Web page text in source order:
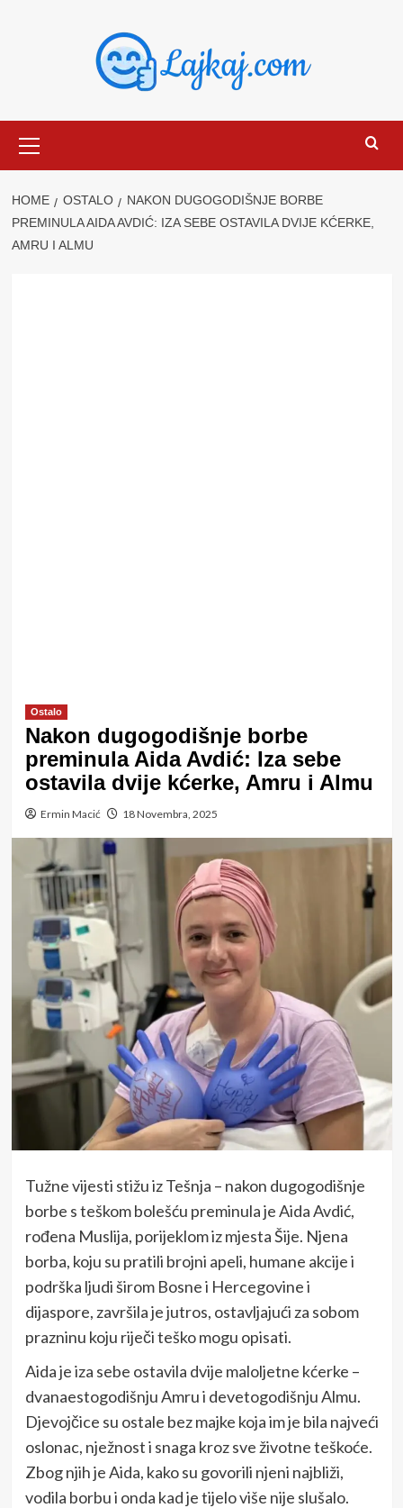
Menu
HOME OSTALO
NAKON DUGOGODIŠNJE BORBE
PREMINULA AIDA AVDIĆ: IZA SEBE OSTAVILA DVIJE KĆERKE,
AMRU I ALMU
Ostalo
Nakon dugogodišnje borbe
preminula Aida Avdić: Iza sebe
ostavila dvije kćerke, Amru i Almu
Ermin Macić 18 Novembra, 2025
Tužne vijesti stižu iz Tešnja – nakon dugogodišnje
borbe s teškom bolešću preminula je Aida Avdić,
rođena Muslija, porijeklom iz mjesta Šije. Njena
borba, koju su pratili brojni apeli, humane akcije i
podrška ljudi širom Bosne i Hercegovine i
dijaspore, završila je jutros, ostavljajući za sobom
prazninu koju riječi teško mogu opisati.
Aida je iza sebe ostavila dvije maloljetne kćerke –
dvanaestogodišnju Amru i devetogodišnju Almu.
Djevojčice su ostale bez majke koja im je bila najveći
oslonac, nježnost i snaga kroz sve životne teškoće.
Zbog njih je Aida, kako su govorili njeni najbliži,
vodila borbu i onda kad je tijelo više nije slušalo.